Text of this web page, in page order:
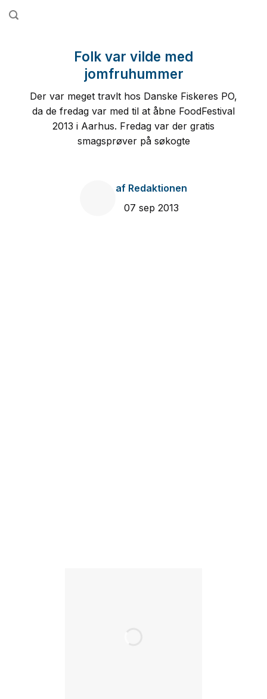
Fortsæt
Folk var vilde med
jomfruhummer
Der var meget travlt hos Danske Fiskeres PO,
da de fredag var med til at åbne FoodFestival
2013 i Aarhus. Fredag var der gratis
smagsprøver på søkogte
af Redaktionen
07 sep 2013